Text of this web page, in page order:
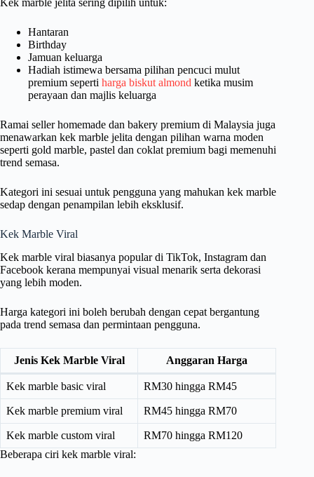
Kek marble jelita sering dipilih untuk:
Hantaran
Birthday
Jamuan keluarga
Hadiah istimewa bersama pilihan pencuci mulut
premium seperti harga biskut almond ketika musim
perayaan dan majlis keluarga
Ramai seller homemade dan bakery premium di Malaysia juga
menawarkan kek marble jelita dengan pilihan warna moden
seperti gold marble, pastel dan coklat premium bagi memenuhi
trend semasa.
Kategori ini sesuai untuk pengguna yang mahukan kek marble
sedap dengan penampilan lebih eksklusif.
Kek Marble Viral
Kek marble viral biasanya popular di TikTok, Instagram dan
Facebook kerana mempunyai visual menarik serta dekorasi
yang lebih moden.
Harga kategori ini boleh berubah dengan cepat bergantung
pada trend semasa dan permintaan pengguna.
Jenis Kek Marble Viral Anggaran Harga
Kek marble basic viral RM30 hingga RM45
Kek marble premium viral RM45 hingga RM70
Kek marble custom viral
RM70 hingga RM120
Beberapa ciri kek marble viral: